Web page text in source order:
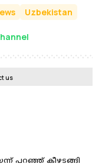
Uzbekistan
us
പറഞ്ഞ് കീഴടങ്ങി